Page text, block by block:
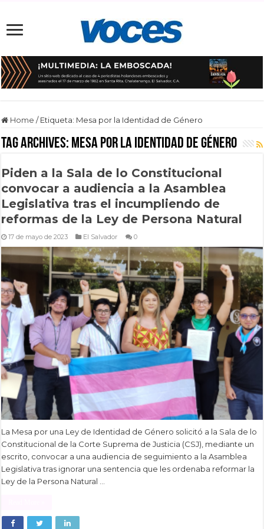
Home / Etiqueta: Mesa por la Identidad de Género
Tag Archives: Mesa por la Identidad de Género
Piden a la Sala de lo Constitucional
convocar a audiencia a la Asamblea
Legislativa tras el incumpliendo de
reformas de la Ley de Persona Natural
17 de mayo de 2023 El Salvador 0
La Mesa por una Ley de Identidad de Género solicitó a la Sala de lo
Constitucional de la Corte Suprema de Justicia (CSJ), mediante un
escrito, convocar a una audiencia de seguimiento a la Asamblea
Legislativa tras ignorar una sentencia que les ordenaba reformar la
Ley de la Persona Natural …